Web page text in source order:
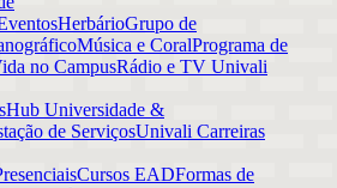
HerbárioGrupo de
Música e CoralPrograma de
no CampusRádio e TV Univali
Hub Universidade &
de ServiçosUnivali Carreiras
Cursos EADFormas de